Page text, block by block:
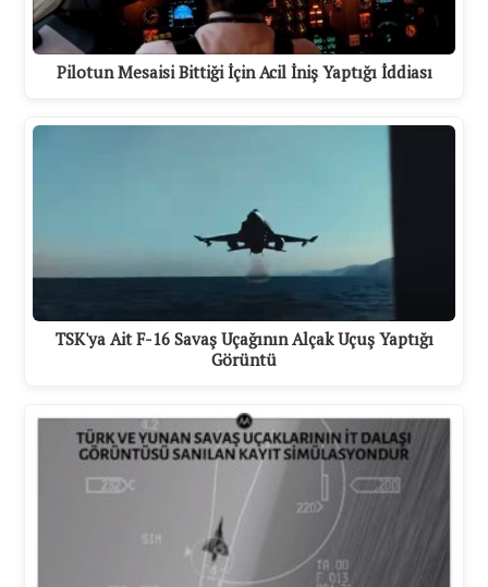
Pilotun Mesaisi Bittiği İçin Acil İniş Yaptığı İddiası
TSK'ya Ait F-16 Savaş Uçağının Alçak Uçuş Yaptığı
Görüntü